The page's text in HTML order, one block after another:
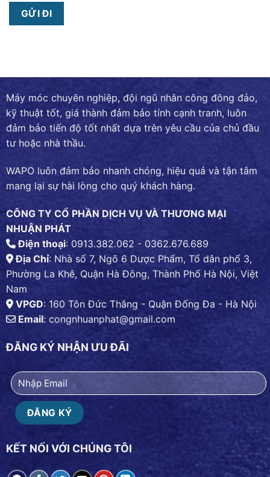
Máy móc chuyên nghiệp, đội ngũ nhân công đông đảo,
kỹ thuật tốt, giá thành đảm bảo tính cạnh tranh, luôn
đảm bảo tiến độ tốt nhất dựa trên yêu cầu của chủ đầu
tư hoặc nhà thầu.
WAPO luôn đảm bảo nhanh chóng, hiệu quả và tận tâm
mang lại sự hài lòng cho quý khách hàng.
CÔNG TY CỔ PHẦN DỊCH VỤ VÀ THƯƠNG MẠI
NHUẬN PHÁT
Điện thoại: 0913.382.062 - 0362.676.689
Địa Chỉ: Nhà số 7, Ngõ 6 Dược Phẩm, Tổ dân phố 3,
Phường La Khê, Quận Hà Đông, Thành Phố Hà Nội, Việt
Nam
VPGD: 160 Tôn Đức Thắng - Quận Đống Đa - Hà Nội
Email: congnhuanphat@gmail.com
ĐĂNG KÝ NHẬN ƯU ĐÃI
KẾT NỐI VỚI CHÚNG TÔI